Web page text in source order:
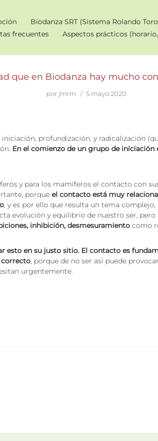
Biodanza SRT (Sistema Rolando
frecuentes Aspectos prácticos
que en Biodanza hay mucho
por jmrm 5 mayo 2020
profundización, y radicalización
En el comienzo de un grupo de
y para los mamíferos el contacto con
porque el contacto está muy
, y es por ello que resulta un tema
evolución y equilibrio de nuestro ser, pero
inhibición, desmesuramiento como
esto en su justo sitio. El contacto es
correcto, porque de no ser así puede
urgentemente.